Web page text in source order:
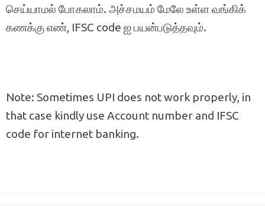
செய்யாமல் போகலாம். அச்சமயம் மேலே உள்ள வங்கிக்
கணக்கு எண், IFSC code ஐ பயன்படுத்தவும்.
Note: Sometimes UPI does not work properly, in
that case kindly use Account number and IFSC
code for internet banking.